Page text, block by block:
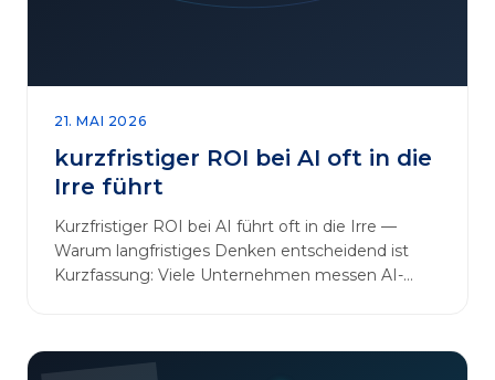
21. MAI 2026
kurzfristiger ROI bei AI oft in die
Irre führt
Kurzfristiger ROI bei AI führt oft in die Irre —
Warum langfristiges Denken entscheidend ist
Kurzfassung: Viele Unternehmen messen AI-